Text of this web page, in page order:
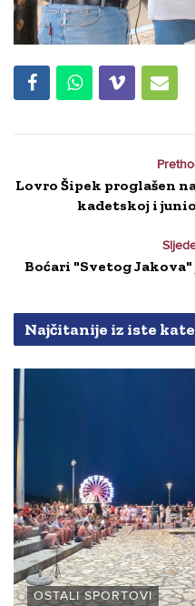
Lovro Šipek proglašen
kadetskoj i
Boćari "Svetog
Najčitanije iz iste
OSTALI SPORTOVI